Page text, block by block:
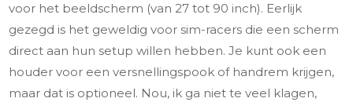
voor het beeldscherm (van 27 tot 90 inch). Eerlijk
gezegd is het geweldig voor sim-racers die een scherm
direct aan hun setup willen hebben. Je kunt ook een
houder voor een versnellingspook of handrem krijgen,
maar dat is optioneel. Nou, ik ga niet te veel klagen,